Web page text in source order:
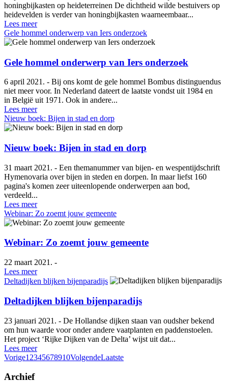
honingbijkasten op heideterreinen De dichtheid wilde bestuivers op
heidevelden is verder van honingbijkasten waarneembaar...
Lees meer
Gele hommel onderwerp van Iers onderzoek
Gele hommel onderwerp van Iers onderzoek
6 april 2021. - Bij ons komt de gele hommel Bombus distinguendus
niet meer voor. In Nederland dateert de laatste vondst uit 1984 en
in België uit 1971. Ook in andere...
Lees meer
Nieuw boek: Bijen in stad en dorp
Nieuw boek: Bijen in stad en dorp
31 maart 2021. - Een themanummer van bijen- en wespentijdschrift
Hymenovaria over bijen in steden en dorpen. In maar liefst 160
pagina's komen zeer uiteenlopende onderwerpen aan bod,
verdeeld...
Lees meer
Webinar: Zo zoemt jouw gemeente
Webinar: Zo zoemt jouw gemeente
22 maart 2021. -
Lees meer
Deltadijken blijken bijenparadijs
Deltadijken blijken bijenparadijs
23 januari 2021. - De Hollandse dijken staan van oudsher bekend
om hun waarde voor onder andere vaatplanten en paddenstoelen.
Het project ‘Rijke Dijken van de Delta’ wijst uit dat...
Lees meer
Vorige1 2345678910VolgendeLaatste
Archief